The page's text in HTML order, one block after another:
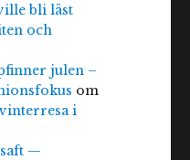
bli läst
och
julen –
om
i
—